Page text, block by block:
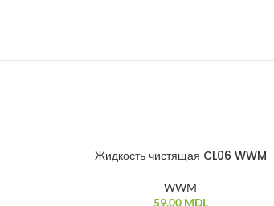
Жидкость чистящая CL06 WWM
WWM
59.00 MDL